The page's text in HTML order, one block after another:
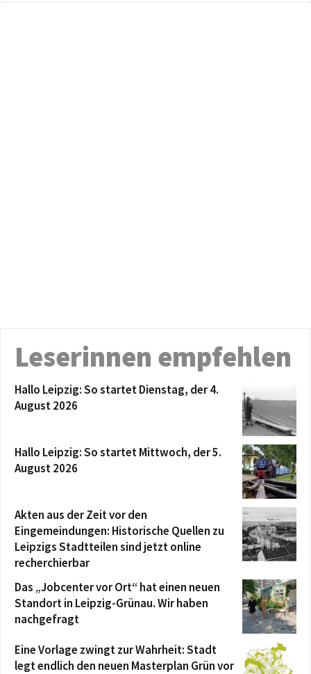
Leserinnen empfehlen
Hallo Leipzig: So startet Dienstag, der 4.
August 2026
Hallo Leipzig: So startet Mittwoch, der 5.
August 2026
Akten aus der Zeit vor den
Eingemeindungen: Historische Quellen zu
Leipzigs Stadtteilen sind jetzt online
recherchierbar
Das „Jobcenter vor Ort“ hat einen neuen
Standort in Leipzig-Grünau. Wir haben
nachgefragt
Eine Vorlage zwingt zur Wahrheit: Stadt
legt endlich den neuen Masterplan Grün vor